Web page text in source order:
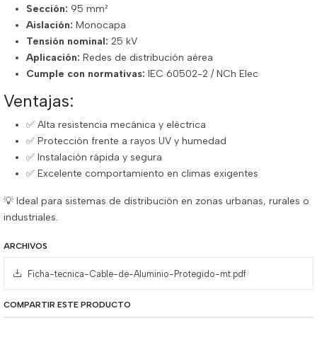
Sección: 95 mm²
Aislación: Monocapa
Tensión nominal: 25 kV
Aplicación: Redes de distribución aérea
Cumple con normativas: IEC 60502-2 / NCh Elec
Ventajas:
✅ Alta resistencia mecánica y eléctrica
✅ Protección frente a rayos UV y humedad
✅ Instalación rápida y segura
✅ Excelente comportamiento en climas exigentes
💡 Ideal para sistemas de distribución en zonas urbanas, rurales o
industriales.
ARCHIVOS
Ficha-tecnica-Cable-de-Aluminio-Protegido-mt.pdf
COMPARTIR ESTE PRODUCTO